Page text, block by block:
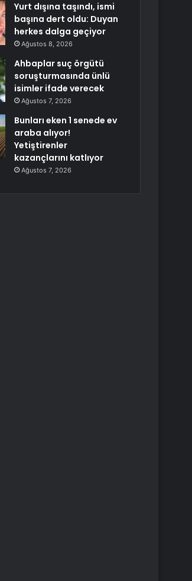
Yurt dışına taşındı, ismi
başına dert oldu: Duyan
herkes dalga geçiyor
Ağustos 8, 2026
Ahbaplar suç örgütü
soruşturmasında ünlü
isimler ifade verecek
Ağustos 7, 2026
Bunları eken 1 senede ev
araba alıyor!
Yetiştirenler
kazançlarını katlıyor
Ağustos 7, 2026